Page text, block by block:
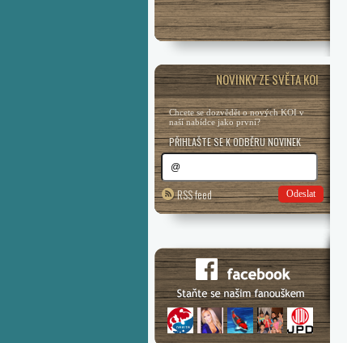
NOVINKY ZE SVĚTA KOI
Chcete se dozvědět o nových KOI v
naší nabídce jako první?
PŘIHLAŠTE SE K ODBĚRU NOVINEK
RSS feed Odeslat